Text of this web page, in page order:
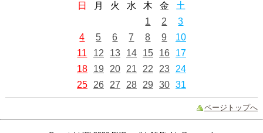
日
月 火 水 木 金
土
1
2
3
4
5 6 7 8 9
10
11
12 13 14 15 16
17
18
19 20 21 22 23
24
25
26 27 28 29 30 31
ページトップへ